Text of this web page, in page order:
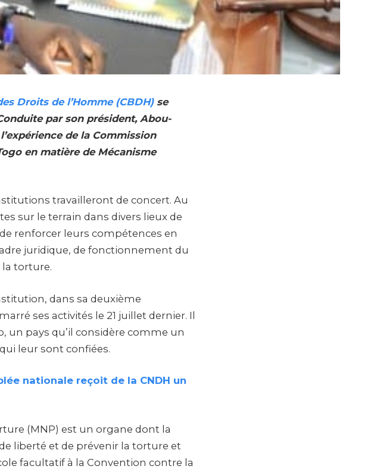
Droits de l’Homme (CBDH)se
par son président, Abou-
de la Commission
en matière de Mécanisme
travailleront de concert. Au
sur le terrain dans divers lieux de
renforcer leurs compétences en
juridique, de fonctionnement du
torture.
dans sa deuxième
ses activités le 21 juillet dernier. Il
un pays qu’il considère comme un
leur sont confiées.
nationale reçoit de la CNDH un
(MNP) est un organe dont la
liberté et de prévenir la torture et
facultatif à la Convention contre la